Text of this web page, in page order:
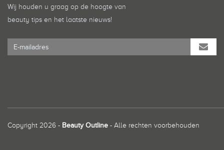
Wij houden u graag op de hoogte van
beauty tips en het laatste nieuws!
Copyright 2026 - Beauty Outline - Alle rechten voorbehouden